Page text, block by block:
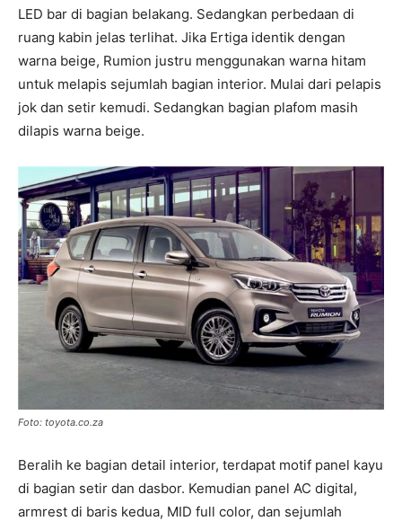
LED bar di bagian belakang. Sedangkan perbedaan di
ruang kabin jelas terlihat. Jika Ertiga identik dengan
warna beige, Rumion justru menggunakan warna hitam
untuk melapis sejumlah bagian interior. Mulai dari pelapis
jok dan setir kemudi. Sedangkan bagian plafom masih
dilapis warna beige.
Foto: toyota.co.za
Beralih ke bagian detail interior, terdapat motif panel kayu
di bagian setir dan dasbor. Kemudian panel AC digital,
armrest di baris kedua, MID full color, dan sejumlah